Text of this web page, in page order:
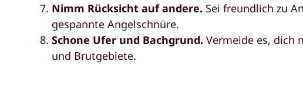
Nimm Rücksicht auf andere. Sei freundlich zu
gespannte Angelschnüre.
Schone Ufer und Bachgrund. Vermeide es, dich
und Brutgebiete.